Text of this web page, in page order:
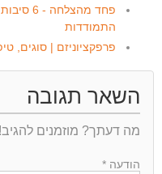
פחד
התמודדות
פרפקציוניזם | סוגים,
השאר תגובה
מה דעתך? מוזמנים להגיב!
הודעה *